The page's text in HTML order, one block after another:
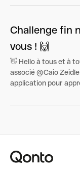
Challenge fin
vous ! 🙌
👋 Hello à tous et à
associé @Caio
application pour